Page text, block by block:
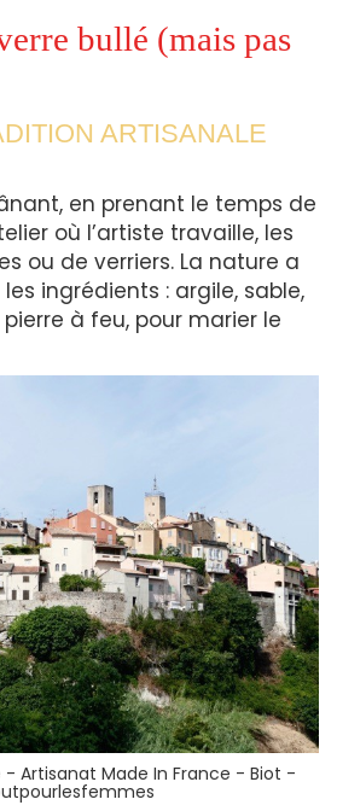
bullé (mais pas
ARTISANALE
en prenant le temps de
où l’artiste travaille, les
ou de verriers. La nature a
ingrédients : argile, sable,
à feu, pour marier le
- Artisanat Made In France - Biot -